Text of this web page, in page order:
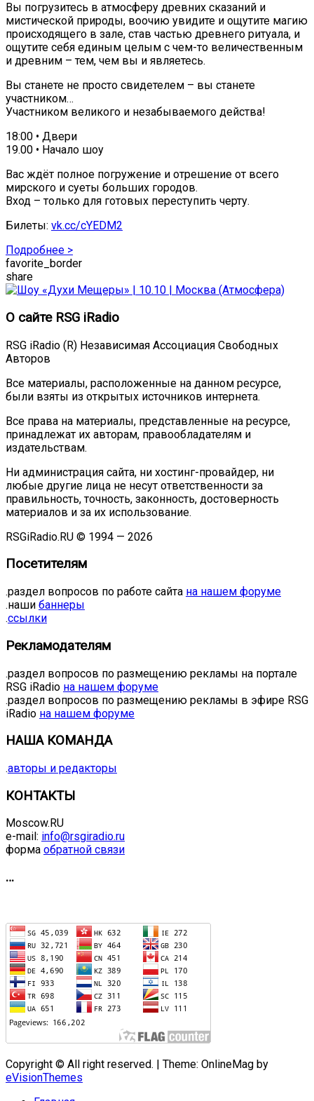
Вы погрузитесь в атмосферу древних сказаний и
мистической природы, воочию увидите и ощутите магию
происходящего в зале, став частью древнего ритуала, и
ощутите себя единым целым с чем-то величественным
и древним – тем, чем вы и являетесь.
Вы станете не просто свидетелем – вы станете
участником…
Участником великого и незабываемого действа!
18:00 • Двери
19.00 • Начало шоу
Вас ждёт полное погружение и отрешение от всего
мирского и суеты больших городов.
Вход – только для готовых переступить черту.
Билеты: vk.cc/cYEDM2
Подробнее >
favorite_border
share
О сайте RSG iRadio
RSG iRadio (R) Независимая Ассоциация Свободных
Авторов
Все материалы, расположенные на данном ресурсе,
были взяты из открытых источников интернета.
Все права на материалы, представленные на ресурсе,
принадлежат их авторам, правообладателям и
издательствам.
Ни администрация сайта, ни хостинг-провайдер, ни
любые другие лица не несут ответственности за
правильность, точность, законность, достоверность
материалов и за их использование.
RSGiRadio.RU © 1994 — 2026
Посетителям
.раздел вопросов по работе сайта на нашем форуме
.наши баннеры
.ссылки
Рекламодателям
.раздел вопросов по размещению рекламы на портале
RSG iRadio на нашем форуме
.раздел вопросов по размещению рекламы в эфире RSG
iRadio на нашем форуме
НАША КОМАНДА
.авторы и редакторы
КОНТАКТЫ
Moscow.RU
e-mail: info@rsgiradio.ru
форма обратной связи
…
Copyright © All right reserved. | Theme: OnlineMag by
eVisionThemes